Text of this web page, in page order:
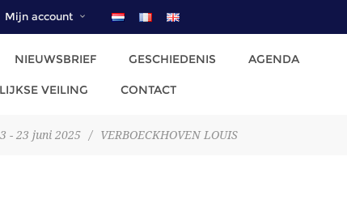
Mijn account
NIEUWSBRIEF GESCHIEDENIS AGENDA
VEILING CONTACT
- 23 juni 2025 / VERBOECKHOVEN LOUIS